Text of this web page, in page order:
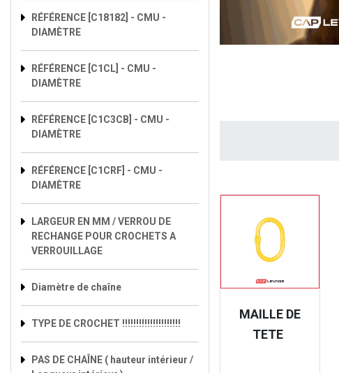
RÉFÉRENCE [C18182] - CMU -
DIAMÈTRE
RÉFÉRENCE [C1CL] - CMU -
DIAMÈTRE
RÉFÉRENCE [C1C3CB] - CMU -
DIAMÈTRE
RÉFÉRENCE [C1CRF] - CMU -
DIAMÈTRE
LARGEUR EN MM / VERROU DE
RECHANGE POUR CROCHETS A
VERROUILLAGE
Diamètre de chaîne
TYPE DE CROCHET !!!!!!!!!!!!!!!!!!!!!
PAS DE CHAÎNE ( hauteur intérieur /
MAILLE DE
TETE